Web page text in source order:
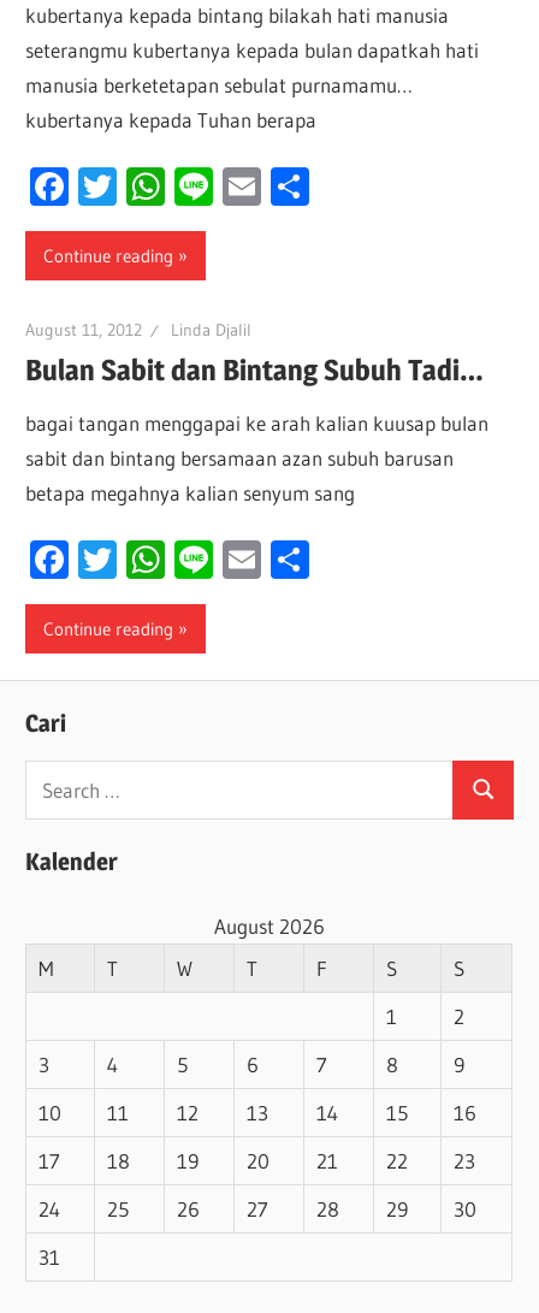
kubertanya kepada bintang bilakah hati manusia
seterangmu kubertanya kepada bulan dapatkah hati
manusia berketetapan sebulat purnamamu…
kubertanya kepada Tuhan berapa
Facebook
Twitter
WhatsApp
LineEmail
Continue reading
August 11, 2012 Linda Djalil
Bulan Sabit dan Bintang Subuh Tadi…
bagai tangan menggapai ke arah kalian kuusap bulan
sabit dan bintang bersamaan azan subuh barusan
betapa megahnya kalian senyum sang
Facebook
Twitter
WhatsApp
LineEmail
Continue reading
Cari
Search
Kalender
August 2026
M
T W T F S
S
1
2
3
4 5 6 7 8
9
10
11 12 13 14 15
16
17
18 19 20 21 22
23
24
25 26 27 28 29
30
31